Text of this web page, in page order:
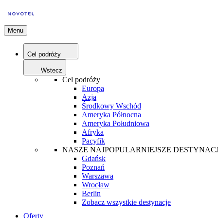
Menu
Cel podróży
Wstecz
Cel podróży
Europa
Azja
Środkowy Wschód
Ameryka Północna
Ameryka Południowa
Afryka
Pacyfik
NASZE NAJPOPULARNIEJSZE
Gdańsk
Poznań
Warszawa
Wrocław
Berlin
Zobacz wszystkie destynacje
Oferty